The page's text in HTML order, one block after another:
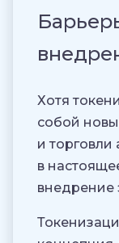
Хотя
собой
и
в
внедрение